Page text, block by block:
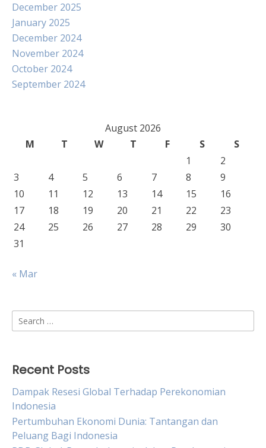
December 2025
January 2025
December 2024
November 2024
October 2024
September 2024
August 2026
M
T W T F S
S
1
2
3
4 5 6 7 8
9
10
11 12 13 14 15
16
17
18 19 20 21 22
23
24
25 26 27 28 29
30
31
« Mar
Search
for:
Recent Posts
Dampak Resesi Global Terhadap Perekonomian
Indonesia
Pertumbuhan Ekonomi Dunia: Tantangan dan
Peluang Bagi Indonesia